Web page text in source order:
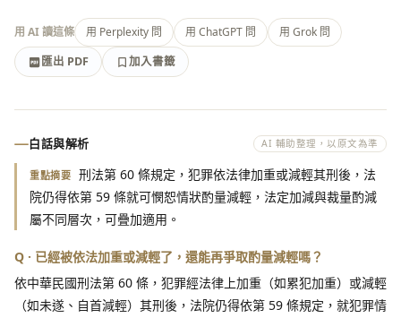
用 AI 讀這條 用 Perplexity 問 用 ChatGPT 問
用 Grok 問
匯出 PDF
加入書籤
匯出 PDF
加入書籤
白話與解析 AI 輔助整理，以原文為準
重點摘要 刑法第 60 條規定，犯罪依法律加重或減輕其刑後，法
院仍得依第 59 條就可憫恕情狀酌量減輕，法定加減與裁量酌減
屬不同層次，可疊加適用。
Q · 已經被依法加重或減輕了，還能再爭取酌量減輕嗎？
依中華民國刑法第 60 條，犯罪經法律上加重（如累犯加重）或減輕
（如未遂、自首減輕）其刑後，法院仍得依第 59 條規定，就犯罪情